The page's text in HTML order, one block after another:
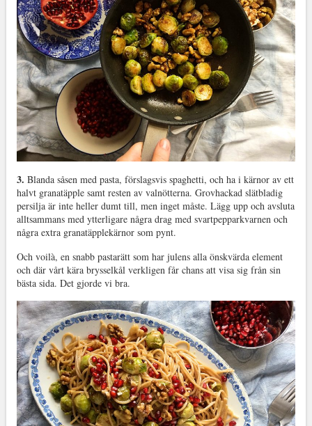
3. Blanda såsen med pasta, förslagsvis spaghetti, och ha i kärnor av ett
halvt granatäpple samt resten av valnötterna. Grovhackad slätbladig
persilja är inte heller dumt till, men inget måste. Lägg upp och avsluta
alltsammans med ytterligare några drag med svartpepparkvarnen och
några extra granatäpplekärnor som pynt.
Och voilà, en snabb pastarätt som har julens alla önskvärda element
och där vårt kära brysselkål verkligen får chans att visa sig från sin
bästa sida. Det gjorde vi bra.